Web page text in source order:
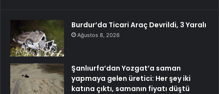
Burdur’da Ticari Araç Devrildi, 3 Yaralı
Ağustos 8, 2026
Şanlıurfa’dan Yozgat’a saman
yapmaya gelen üretici: Her şey iki
katına çıktı, samanın fiyatı düştü